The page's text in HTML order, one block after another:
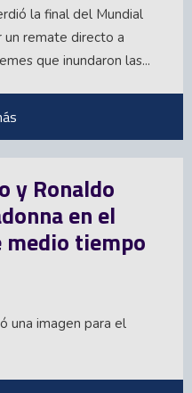
la final del Mundial
un remate directo a
que inundaron las...
y Ronaldo
en el
tiempo
una imagen para el